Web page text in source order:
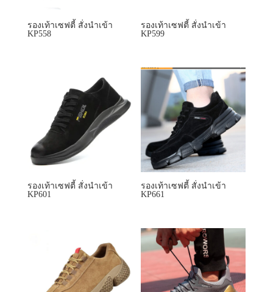
รองเท้าเซฟตี้ สั่งนำเข้า
KP558
รองเท้าเซฟตี้ สั่งนำเข้า
KP599
รองเท้าเซฟตี้ สั่งนำเข้า
KP601
รองเท้าเซฟตี้ สั่งนำเข้า
KP661